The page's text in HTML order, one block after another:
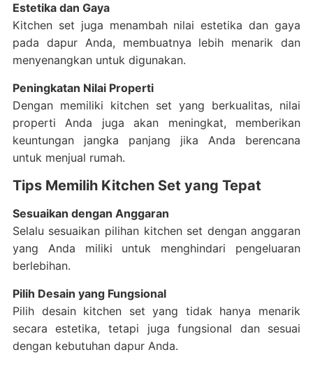
Estetika dan Gaya
Kitchen set juga menambah nilai estetika dan gaya
pada dapur Anda, membuatnya lebih menarik dan
menyenangkan untuk digunakan.
Peningkatan Nilai Properti
Dengan memiliki kitchen set yang berkualitas, nilai
properti Anda juga akan meningkat, memberikan
keuntungan jangka panjang jika Anda berencana
untuk menjual rumah.
Tips Memilih Kitchen Set yang Tepat
Sesuaikan dengan Anggaran
Selalu sesuaikan pilihan kitchen set dengan anggaran
yang Anda miliki untuk menghindari pengeluaran
berlebihan.
Pilih Desain yang Fungsional
Pilih desain kitchen set yang tidak hanya menarik
secara estetika, tetapi juga fungsional dan sesuai
dengan kebutuhan dapur Anda.